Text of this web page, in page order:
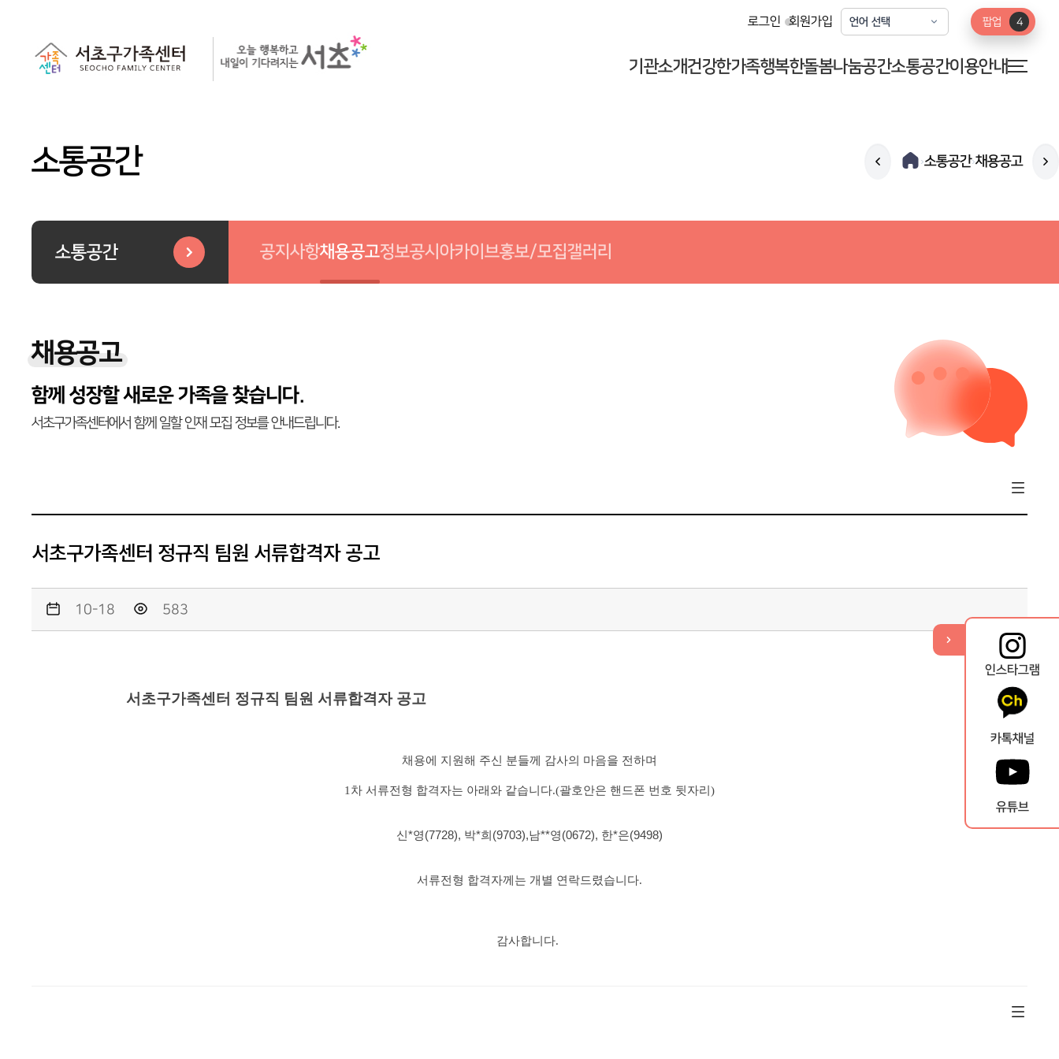
로그인 회원가입
기관소개건강한가족행복한돌봄나눔공간소통공간이용안내
소통공간 공지사항
›소통공간›채용공고
정
소통공간 공지사항채용공고정보공시 아카이브홍보/모집갤러리
채용공고
함께 성장할 새로운 가족을 찾습니다.
서초구가족센터에서 함께 일할 인재 모집 정보를 안내드립니다.
서초구가족센터 정규직 팀원 서류합격자 공고
10-18 583
서초구가족센터 정규직 팀원 서류합격자 공고
채용에 지원해 주신 분들께 감사의 마음을 전하며
1 차 서류전형 합격자는 아래와 같습니다.(괄호안은 핸드폰 번호 뒷자리 )
신*영(7728), 박*희(9703),남**영(0672), 한*은(9498)
서류전형 합격자께는 개별 연락드렸습니다.
감사합니다.
인스타그램
카톡채널
유튜브
팝업 4